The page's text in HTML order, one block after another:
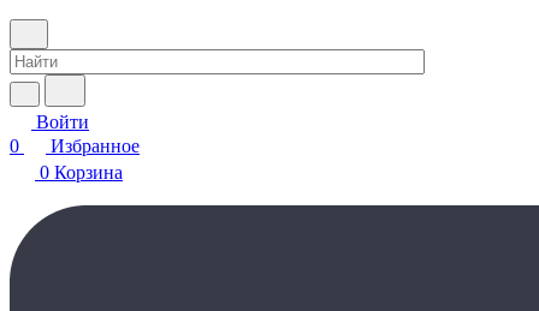
Войти
0
Избранное
0 Корзина